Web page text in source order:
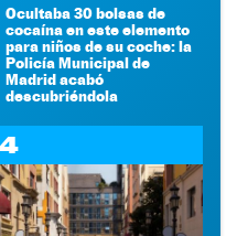
Ocultaba 30 bolsas de
cocaína en este elemento
para niños de su coche: la
Policía Municipal de
Madrid acabó
descubriéndola
4